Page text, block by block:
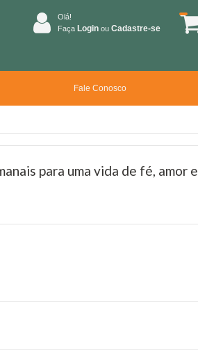
Olá!
Faça Login ou Cadastre-se
Fale Conosco
para uma vida de fé, amor e